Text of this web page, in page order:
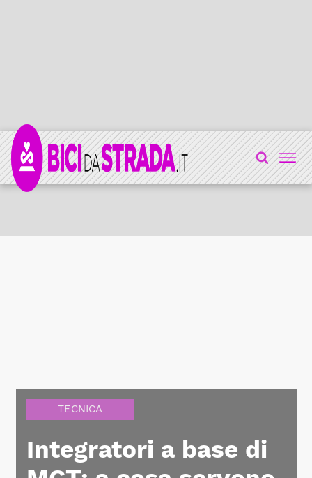
TECNICA
Integratori a base di